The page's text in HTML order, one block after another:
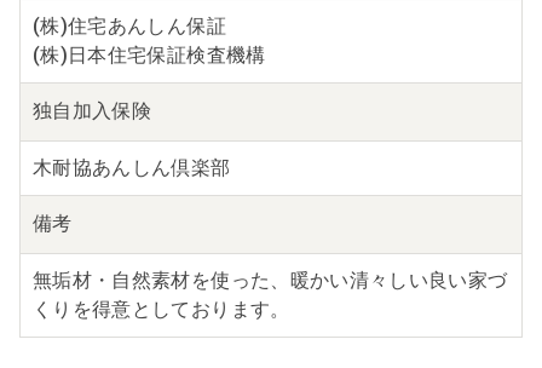
(株)住宅あんしん保証
(株)日本住宅保証検査機構
独自 加入保険
木耐協あんしん倶楽部
備考
無垢材・自然素材を使った、暖かい清々しい良い家づ
くりを得意としております。